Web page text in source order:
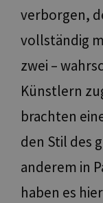
verborgen,
vollständig
zwei –
Künstlern
brachten
den Stil des
anderem in
haben es